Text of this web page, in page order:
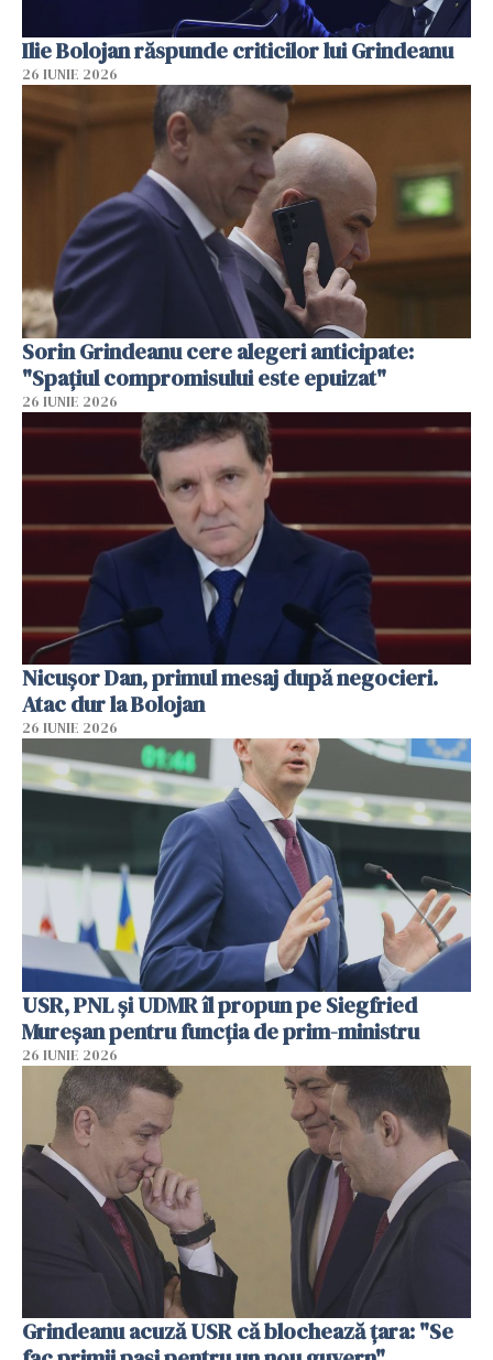
Ilie Bolojan răspunde criticilor lui Grindeanu
26 IUNIE 2026
Sorin Grindeanu cere alegeri anticipate:
"Spațiul compromisului este epuizat"
26 IUNIE 2026
Nicușor Dan, primul mesaj după negocieri.
Atac dur la Bolojan
26 IUNIE 2026
USR, PNL şi UDMR îl propun pe Siegfried
Mureşan pentru funcţia de prim-ministru
26 IUNIE 2026
Grindeanu acuză USR că blochează țara: "Se